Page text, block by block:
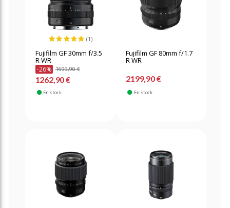
(1)
Fujifilm GF 30mm f/3.5
R WR
-26% 1699,90 €
1262,90 €
En stock
Fujifilm GF 80mm f/1.7
R WR
2199,90 €
En stock